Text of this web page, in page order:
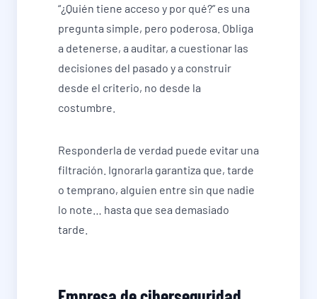
“¿Quién tiene acceso y por qué?” es una
pregunta simple, pero poderosa. Obliga
a detenerse, a auditar, a cuestionar las
decisiones del pasado y a construir
desde el criterio, no desde la
costumbre.
Responderla de verdad puede evitar una
filtración. Ignorarla garantiza que, tarde
o temprano, alguien entre sin que nadie
lo note… hasta que sea demasiado
tarde.